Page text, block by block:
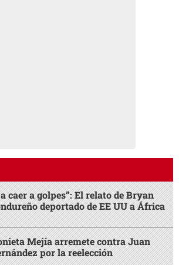
caer a golpes”: El relato de Bryan
deportado de EE UU a África
Mejía arremete contra Juan
por la reelección